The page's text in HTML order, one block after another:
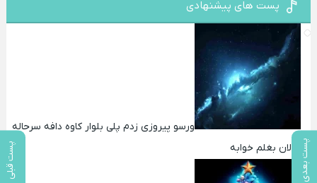
پست بعدی پست قبلی
پست های پیشنهادی
ورسو پیروزی زدم پلی بلوار کاوه دافه سرحاله
ولی الان بغلم خوابه ‌